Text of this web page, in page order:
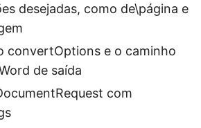
desejadas, como de\página e
convertOptions e o caminho
de saída
com